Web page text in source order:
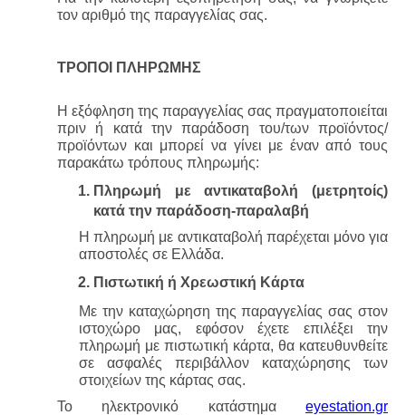
τον αριθμό της παραγγελίας σας.
TΡΟΠΟΙ ΠΛΗΡΩΜΗΣ
Η εξόφληση της παραγγελίας σας πραγματοποιείται
πριν ή κατά την παράδοση του/των προϊόντος/
προϊόντων και μπορεί να γίνει με έναν από τους
παρακάτω τρόπους πληρωμής:
Πληρωμή με αντικαταβολή (μετρητοίς)
κατά την παράδοση-παραλαβή
Η πληρωμή με αντικαταβολή παρέχεται μόνο για
αποστολές σε Ελλάδα.
Πιστωτική ή Χρεωστική Κάρτα
Με την καταχώρηση της παραγγελίας σας στον
ιστοχώρο μας, εφόσον έχετε επιλέξει την
πληρωμή με πιστωτική κάρτα, θα κατευθυνθείτε
σε ασφαλές περιβάλλον καταχώρησης των
στοιχείων της κάρτας σας.
Το ηλεκτρονικό κατάστημα eyestation.gr